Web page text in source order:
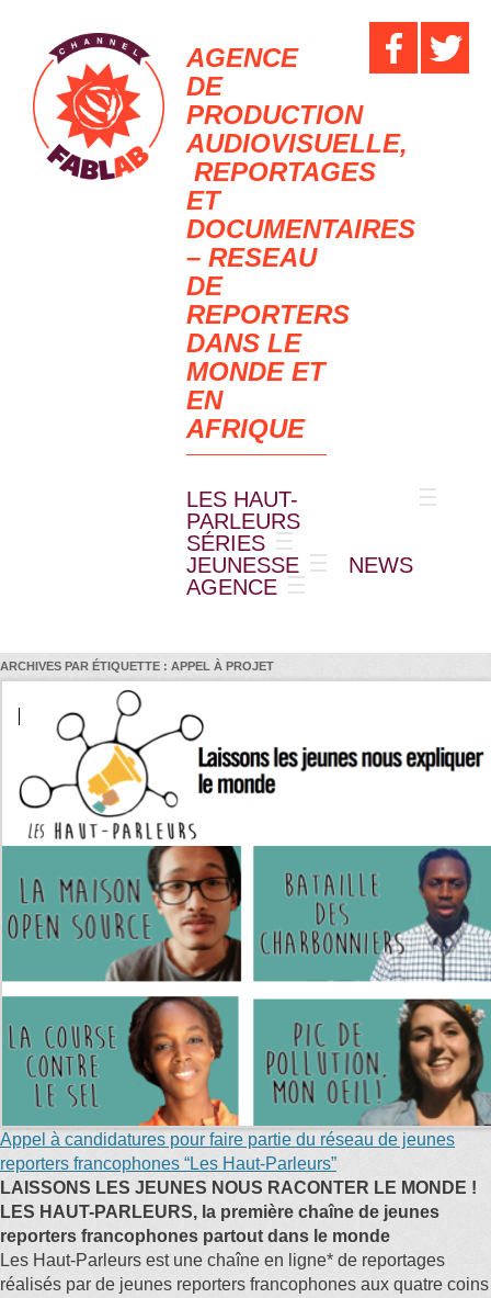
AGENCE
DE
PRODUCTION
AUDIOVISUELLE,
REPORTAGES
ET
DOCUMENTAIRES
– RESEAU
DE
REPORTERS
DANS LE
MONDE ET
EN
AFRIQUE
LES HAUT-
PARLEURS
SÉRIES
JEUNESSE
NEWS
AGENCE
ARCHIVES PAR ÉTIQUETTE : APPEL À PROJET
Appel à candidatures pour faire partie du réseau de jeunes
reporters francophones “Les Haut-Parleurs”
LAISSONS LES JEUNES NOUS RACONTER LE MONDE !
LES HAUT-PARLEURS, la première chaîne de jeunes
reporters francophones partout dans le monde
Les Haut-Parleurs est une chaîne en ligne* de reportages
réalisés par de jeunes reporters francophones aux quatre coins